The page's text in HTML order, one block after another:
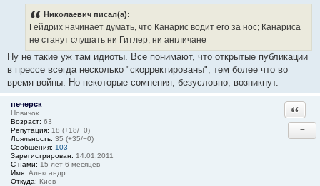
Николаевич писал(а):
Гейдрих начинает думать, что Канарис водит его за нос; Канариса
не станут слушать ни Гитлер, ни англичане
Ну не такие уж там идиоты. Все понимают, что открытые публикации
в прессе всегда несколько "скорректированы", тем более что во
время войны. Но некоторые сомнения, безусловно, возникнут.
печерск
Новичок
Возраст: 63
Репутация: 18 (+18/−0)
Лояльность: 35 (+35/−0)
Сообщения: 103
Зарегистрирован: 14.01.2011
С нами: 15 лет 6 месяцев
Имя: Александр
Откуда: Киев
−